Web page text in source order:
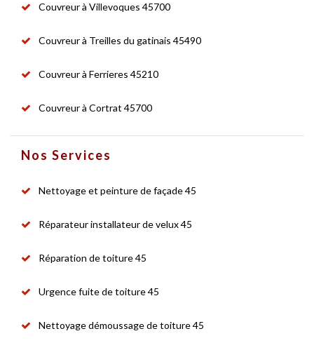
Couvreur à Villevoques 45700
Couvreur à Treilles du gatinais 45490
Couvreur à Ferrieres 45210
Couvreur à Cortrat 45700
Nos Services
Nettoyage et peinture de façade 45
Réparateur installateur de velux 45
Réparation de toiture 45
Urgence fuite de toiture 45
Nettoyage démoussage de toiture 45